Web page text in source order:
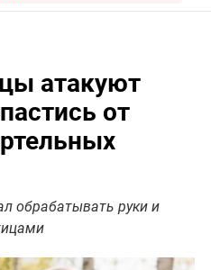
атакуют
от
обрабатывать руки и